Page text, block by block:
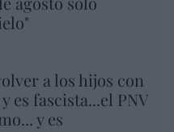
a los hijos con
es fascista...el PNV
y es